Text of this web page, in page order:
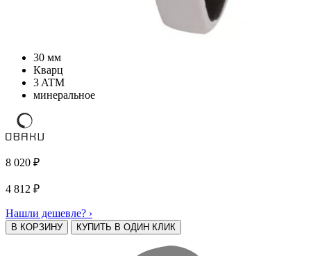
30 мм
Кварц
3 ATM
минеральное
8 020 ₽
4 812 ₽
Нашли дешевле? ›
В КОРЗИНУ КУПИТЬ В ОДИН КЛИК